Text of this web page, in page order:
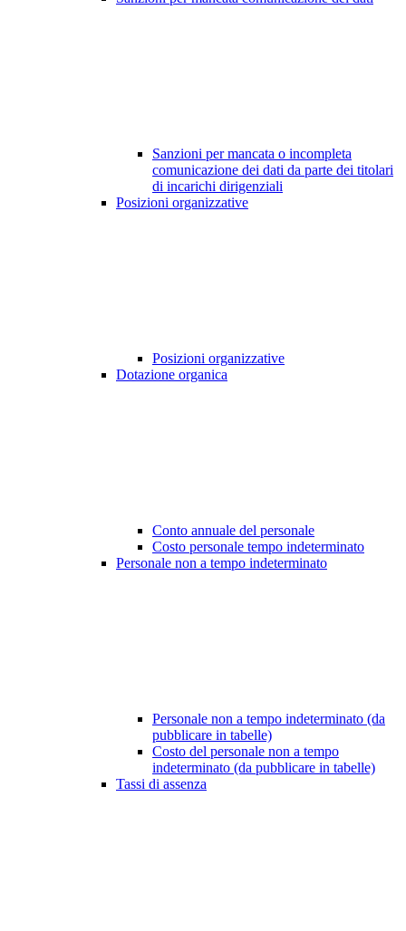
Sanzioni per mancata o incompleta
comunicazione dei dati da parte dei titolari
di incarichi dirigenziali
Posizioni organizzative
Posizioni organizzative
Dotazione organica
Conto annuale del personale
Costo personale tempo indeterminato
Personale non a tempo indeterminato
Personale non a tempo indeterminato (da
pubblicare in tabelle)
Costo del personale non a tempo
indeterminato (da pubblicare in tabelle)
Tassi di assenza